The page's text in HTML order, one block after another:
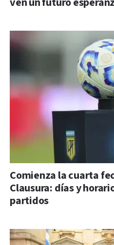
Comienza la cuarta
Clausura: días y
partidos